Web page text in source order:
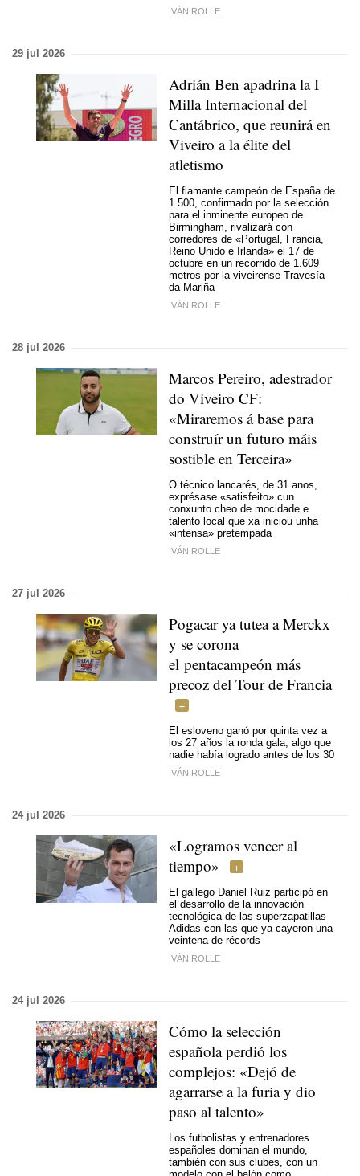
IVÁN ROLLE
29 jul 2026
Adrián Ben apadrina la I
Milla Internacional del
Cantábrico, que reunirá en
Viveiro a la élite del
atletismo
El flamante campeón de España de
1.500, confirmado por la selección
para el inminente europeo de
Birmingham, rivalizará con
corredores de «Portugal, Francia,
Reino Unido e Irlanda» el 17 de
octubre en un recorrido de 1.609
metros por la viveirense Travesía
da Mariña
IVÁN ROLLE
28 jul 2026
Marcos Pereiro, adestrador
do Viveiro CF:
«Miraremos á base para
construír un futuro máis
sostible en Terceira»
O técnico lancarés, de 31 anos,
exprésase «satisfeito» cun
conxunto cheo de mocidade e
talento local que xa iniciou unha
«intensa» pretempada
IVÁN ROLLE
27 jul 2026
Pogacar ya tutea a Merckx
y se corona
el pentacampeón más
precoz del Tour de Francia
El esloveno ganó por quinta vez a
los 27 años la ronda gala, algo que
nadie había logrado antes de los 30
IVÁN ROLLE
24 jul 2026
«Logramos vencer al
tiempo»
El gallego Daniel Ruiz participó en
el desarrollo de la innovación
tecnológica de las superzapatillas
Adidas con las que ya cayeron una
veintena de récords
IVÁN ROLLE
24 jul 2026
Cómo la selección
española perdió los
complejos: «Dejó de
agarrarse a la furia y dio
paso al talento»
Los futbolistas y entrenadores
españoles dominan el mundo,
también con sus clubes, con un
modelo con el balón como